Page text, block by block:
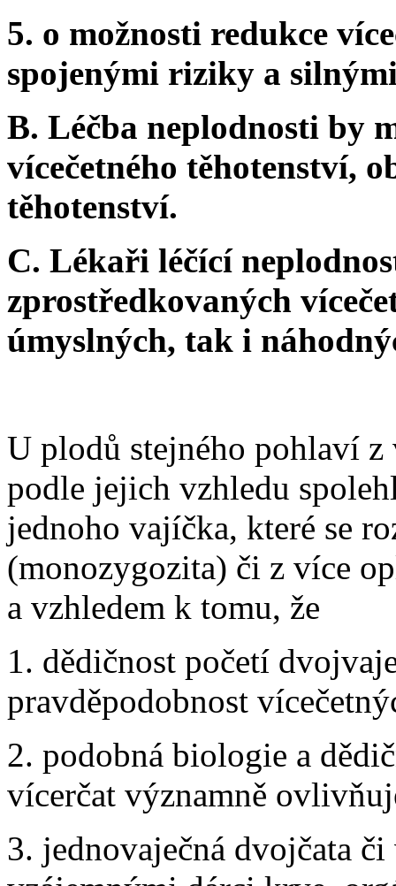
5. o možnosti redukce
spojenými riziky a
B. Léčba neplodnosti by
vícečetného těhotenství,
těhotenství.
C. Lékaři léčící
zprostředkovaných
úmyslných, tak i
U plodů stejného pohlaví z
podle jejich vzhledu
jednoho vajíčka, které se
(monozygozita) či z více
a vzhledem k tomu, že
1. dědičnost početí
pravděpodobnost
2. podobná biologie a
vícerčat významně
3. jednovaječná dvojčata